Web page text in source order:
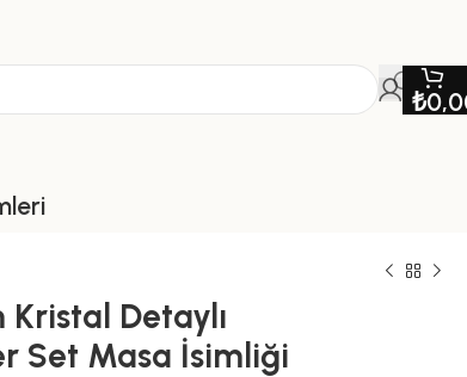
₺
Kristal Detaylı
Set Masa İsimliği